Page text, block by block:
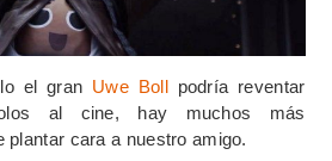
el gran Uwe Bollpodría reventar
al cine, hay muchos más
plantar cara a nuestro amigo.